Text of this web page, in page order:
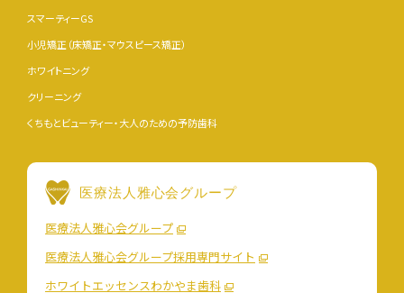
スマーティーGS
小児矯正（床矯正・マウスピース矯正）
ホワイトニング
クリーニング
くちもとビューティー・大人のための予防歯科
医療法人雅心会グループ
医療法人雅心会グループ
医療法人雅心会グループ採用専門サイト
ホワイトエッセンスわかやま歯科